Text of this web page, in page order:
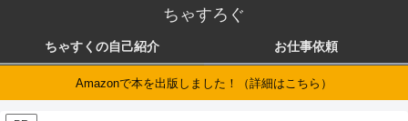
ちゃすろぐ
ちゃすくの自己紹介 お仕事依頼
Amazonで本を出版しました！（詳細はこちら）